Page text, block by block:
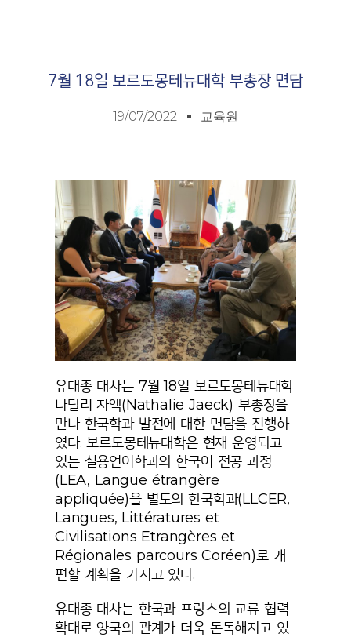
7월 18일 보르도몽테뉴대학 부총장 면담
19/07/2022 교육원
유대종 대사는 7월18일 보르도몽테뉴대학
나탈리 자엑(Nathalie Jaeck) 부총장을
만나 한국학과 발전에 대한 면담을 진행하
였다.보르도몽테뉴대학은 현재 운영되고
있는 실용언어학과의 한국어 전공 과정
(LEA, Langue étrangère
appliquée)을 별도의 한국학과(LLCER,
Langues, Littératures et
Civilisations Etrangères et
Régionales parcours Coréen)로 개
편할 계획을 가지고 있다.
유대종 대사는 한국과 프랑스의 교류 협력
확대로 양국의 관계가 더욱 돈독해지고 있